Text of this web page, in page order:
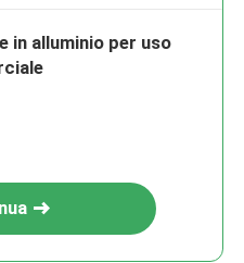
in alluminio per uso